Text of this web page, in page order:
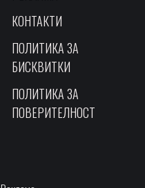
КОНТАКТИ
ПОЛИТИКА ЗА
БИСКВИТКИ
ПОЛИТИКА ЗА
ПОВЕРИТЕЛНОСТ